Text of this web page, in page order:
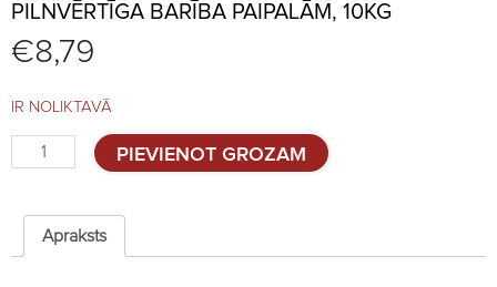
PILNVĒRTĪGA BARĪBA PAIPALĀM, 10KG
€8,79
IR NOLIKTAVĀ
Pilnvērtīga
barība
10kg
quantity
PIEVIENOT GROZAM
Apraksts